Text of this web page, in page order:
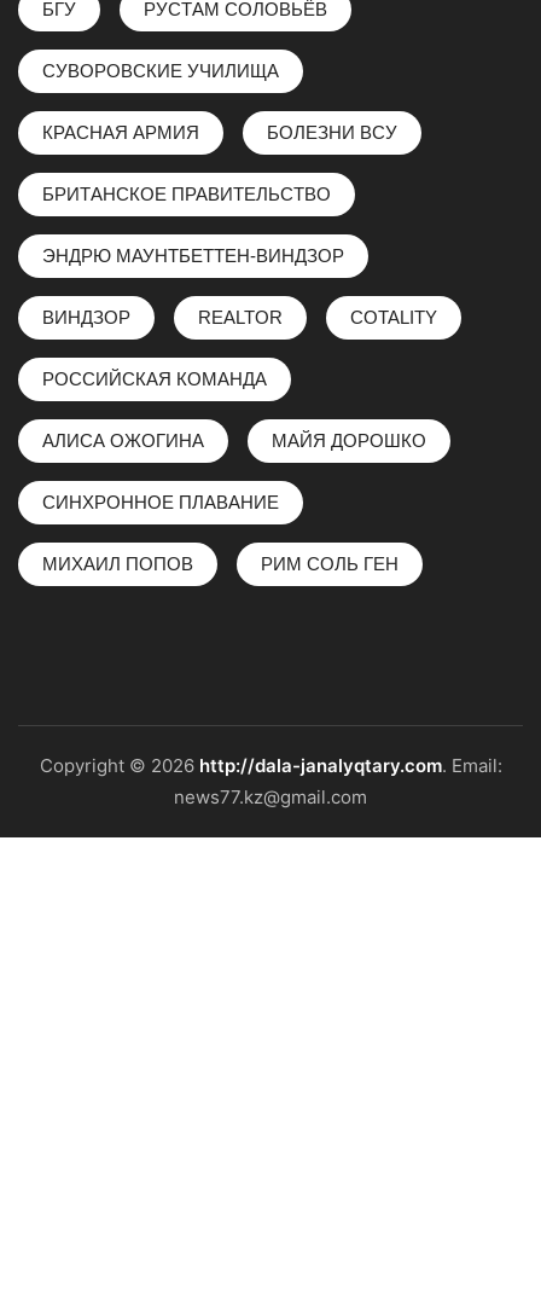
БГУ РУСТАМ СОЛОВЬЁВ
СУВОРОВСКИЕ УЧИЛИЩА
КРАСНАЯ АРМИЯ БОЛЕЗНИ ВСУ
БРИТАНСКОЕ ПРАВИТЕЛЬСТВО
ЭНДРЮ МАУНТБЕТТЕН-ВИНДЗОР
ВИНДЗОР REALTOR COTALITY
РОССИЙСКАЯ КОМАНДА
АЛИСА ОЖОГИНА МАЙЯ ДОРОШКО
СИНХРОННОЕ ПЛАВАНИЕ
МИХАИЛ ПОПОВ РИМ СОЛЬ ГЕН
Copyright © 2026 http://dala-janalyqtary.com. Email:
news77.kz@gmail.com